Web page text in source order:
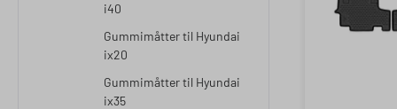
i40
Gummimåtter til Hyundai
ix20
Gummimåtter til Hyundai
ix35